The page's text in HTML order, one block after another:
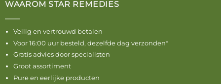
WAAROM STAR REMEDIES
Veilig en vertrouwd betalen
Voor 16:00 uur besteld, dezelfde dag verzonden*
Gratis advies door specialisten
Groot assortiment
Pure en eerlijke producten